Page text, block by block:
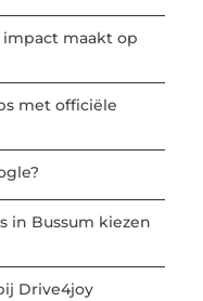
maakt op
met officiële
in Bussum kiezen
Drive4joy